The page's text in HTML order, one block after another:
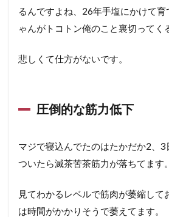
るんですよね、26年手塩にかけて育
ゃんがトコトン俺のこと裏切ってく
悲しくて仕方がないです。
圧倒的な筋力低下
マジで寝込んでたのはたかだか2、
ついたら滅茶苦茶筋力が落ちてます。
見てわかるレベルで筋肉が萎縮して
は時間がかかりそうで萎えてます。